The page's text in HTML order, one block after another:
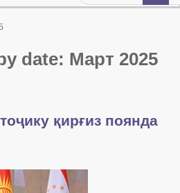
date: Март 2025
қирғиз поянда